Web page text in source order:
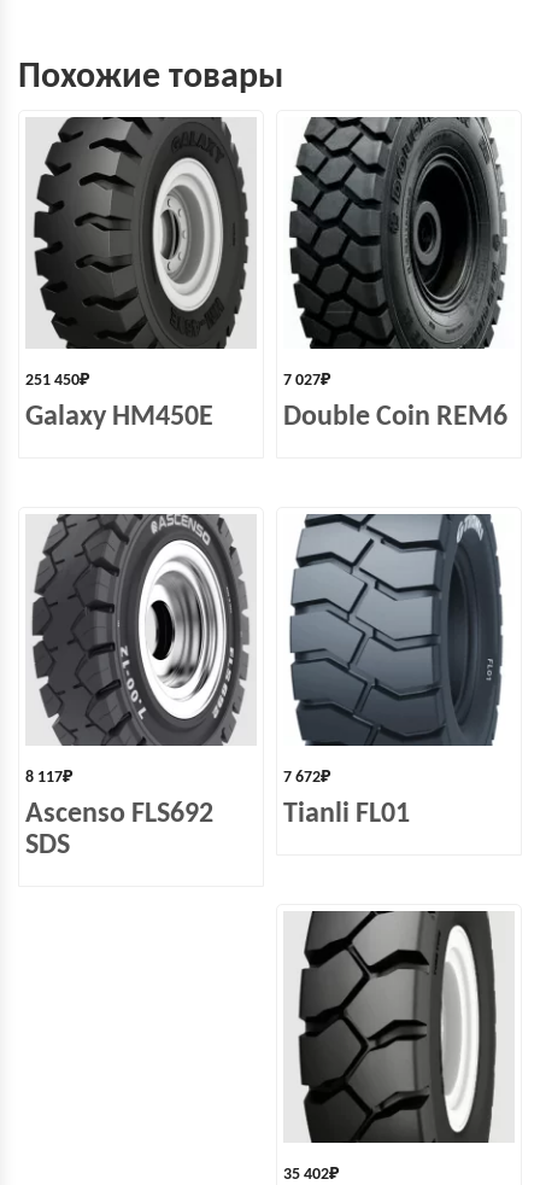
Похожие товары
251 450₽
Galaxy HM450E
7 027₽
Double Coin REM6
8 117₽
Ascenso FLS692
SDS
7 672₽
Tianli FL01
35 402₽